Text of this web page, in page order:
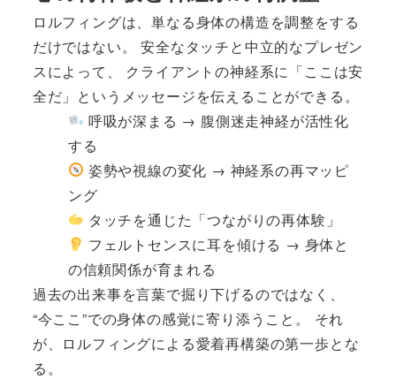
ロルフィングは、単なる身体の構造を調整をする
だけではない。 安全なタッチと中立的なプレゼン
スによって、 クライアントの神経系に「ここは安
全だ」というメッセージを伝えることができる。
呼吸が深まる → 腹側迷走神経が活性化
する
姿勢や視線の変化 → 神経系の再マッピ
ング
タッチを通じた「つながりの再体験」
フェルトセンスに耳を傾ける → 身体と
の信頼関係が育まれる
過去の出来事を言葉で掘り下げるのではなく、
“今ここ”での身体の感覚に寄り添うこと。 それ
が、ロルフィングによる愛着再構築の第一歩とな
る。